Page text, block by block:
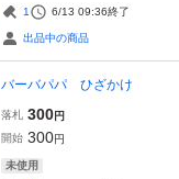
1 6/13 09:36終了
出品中の商品
バーバパパ ひざかけ
落札 300円
開始 300円
未使用